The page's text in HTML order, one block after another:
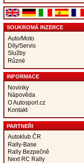
SOUKROMÁ INZERCE
Auto/Moto
Díly/Servis
Služby
Různé
INFORMACE
Novinky
Nápověda
O Autosport.cz
Kontakt
PARTNEŘI
Autoklub ČR
Rally-Base
Rally Bezpečně
Next RC Rally